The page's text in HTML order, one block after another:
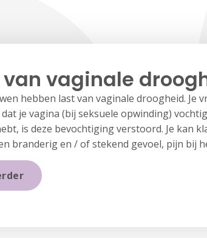
van vaginale
hebben last van vaginale droogheid. Je
je vagina (bij seksuele opwinding)
is deze bevochtiging verstoord. Je kan
branderig en / of stekend gevoel, pijn bij